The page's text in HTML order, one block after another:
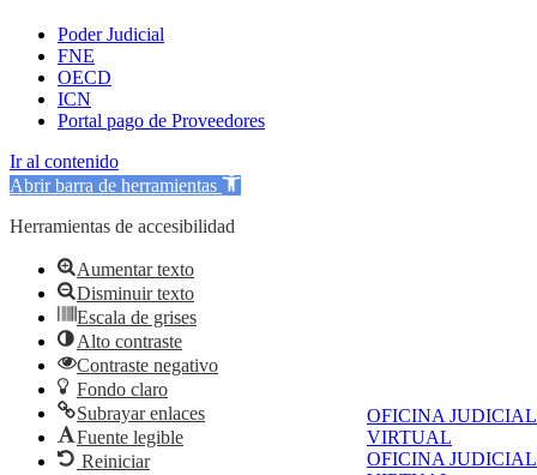
OFICINA JUDICIAL
VIRTUAL
OFICINA JUDICIAL
Poder Judicial
FNE
OECD
ICN
Portal pago de Proveedores
Ir al contenido
Abrir barra de herramientas
Herramientas de accesibilidad
Aumentar texto
Disminuir texto
Escala de grises
Alto contraste
Contraste negativo
Fondo claro
Subrayar enlaces
Fuente legible
Reiniciar